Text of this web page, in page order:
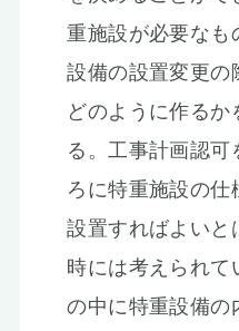
重施設が必要なも
設備の設置変更の
どのように作る
る。工事計画認可
ろに特重施設の仕
設置すればよいと
時には考えられて
の中に特重設備の